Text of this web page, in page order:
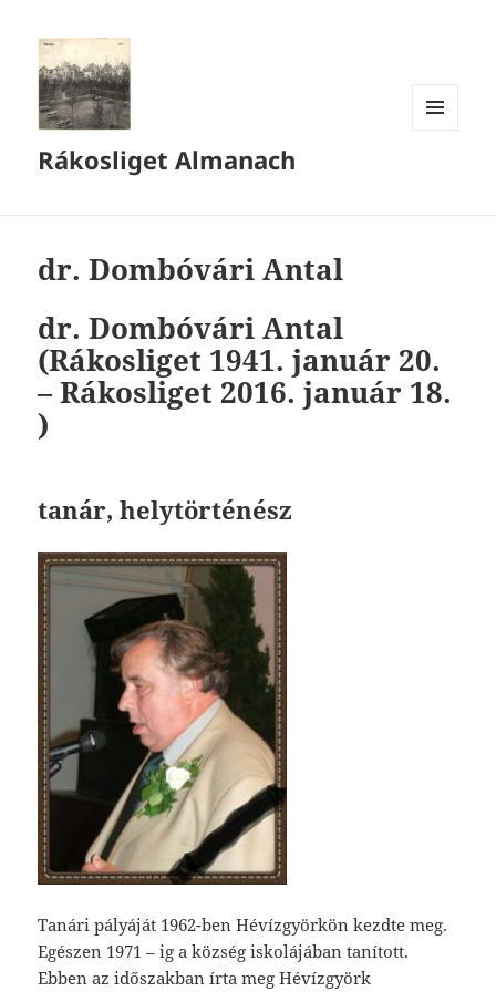
Rákosliget Almanach
dr. Dombóvári Antal
dr. Dombóvári Antal
(Rákosliget 1941. január 20.
– Rákosliget 2016. január 18.
)
tanár, helytörténész
Tanári pályáját 1962-ben Hévízgyörkön kezdte meg.
Egészen 1971 – ig a község iskolájában tanított.
Ebben az időszakban írta meg Hévízgyörk